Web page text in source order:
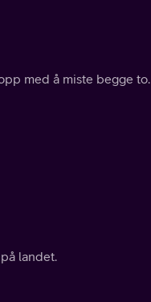
med å miste begge to.
landet.